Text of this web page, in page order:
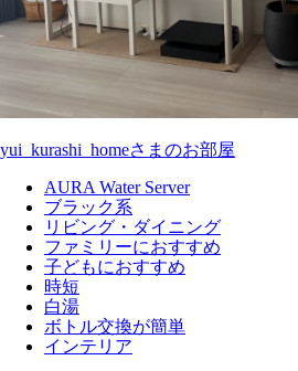
yui_kurashi_homeさまのお部屋
AURA Water Server
ブラック系
リビング・ダイニング
ファミリーにおすすめ
子どもにおすすめ
時短
白湯
ボトル交換が簡単
インテリア